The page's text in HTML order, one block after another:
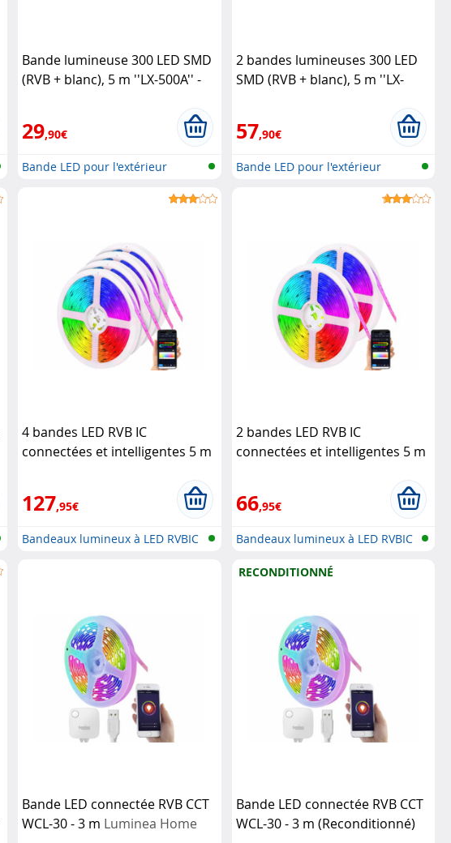
Bande lumineuse 300 LED SMD
(RVB + blanc), 5 m ''LX-500A'' -
29,90€
Bande LED pour l'extérieur
2 bandes lumineuses 300 LED
SMD (RVB + blanc), 5 m ''LX-
57,90€
Bande LED pour l'extérieur
4 bandes LED RVB IC
connectées et intelligentes 5 m
127,95€
Bandeaux lumineux à LED RVBIC
2 bandes LED RVB IC
connectées et intelligentes 5 m
66,95€
Bandeaux lumineux à LED RVBIC
Bande LED connectée RVB CCT
WCL-30 - 3 m Luminea Home
RECONDITIONNÉ
Bande LED connectée RVB CCT
WCL-30 - 3 m (Reconditionné)